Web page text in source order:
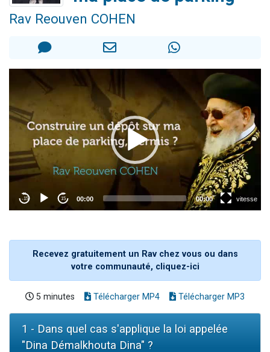
Rav Reouven COHEN
Recevez gratuitement un Rav chez vous ou dans
votre communauté, cliquez-ici
5 minutes Télécharger MP4 Télécharger MP3
1 - Dans quel cas s'applique la loi appelée
"Dina Démalkhouta Dina" ?